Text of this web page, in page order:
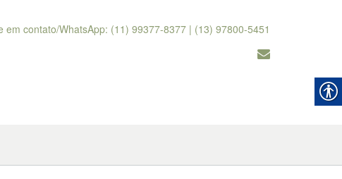
em contato/WhatsApp: (11) 99377-8377 | (13) 97800-5451